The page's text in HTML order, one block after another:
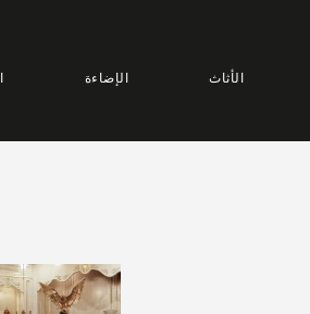
الأثاث الإضاءة